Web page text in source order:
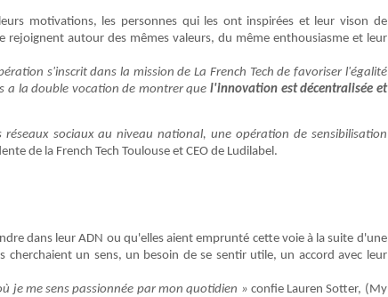
motivations, les personnes qui les ont inspirées et leur vison de
rejoignent autour des mêmes valeurs, du même enthousiasme et leur
s'inscrit dans la mission de La French Tech de favoriser l'égalité
a la double vocation de montrer que l'innovation est décentralisée et
sociaux au niveau national, une opération de sensibilisation
de la French Tech Toulouse et CEO de Ludilabel.
dans leur ADN ou qu'elles aient emprunté cette voie à la suite d'une
un sens, un besoin de se sentir utile, un accord avec leur
je me sens passionnée par mon quotidien » confie Lauren Sotter, (My